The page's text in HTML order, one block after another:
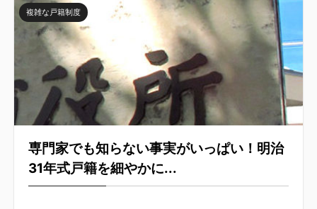
複雑な戸籍制度
専門家でも知らない事実がいっぱい！明治
31年式戸籍を細やかに...